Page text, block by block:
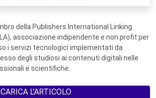
della Publishers International Linking
associazione indipendente e non profit per
i servizi tecnologici implementati da
degli studiosi ai contenuti digitali nelle
e scientifiche.
L'ARTICOLO